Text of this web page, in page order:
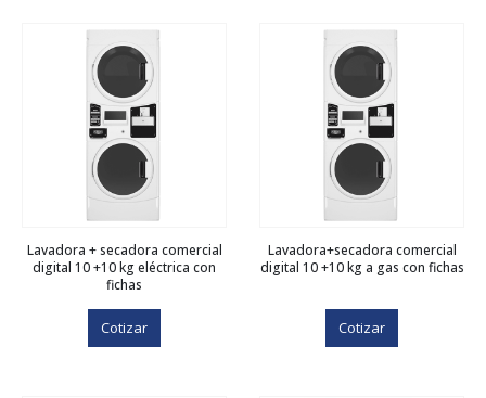
Lavadora + secadora comercial
digital 10 +10 kg eléctrica con
fichas
Cotizar
Lavadora+secadora comercial
digital 10 +10 kg a gas con fichas
Cotizar